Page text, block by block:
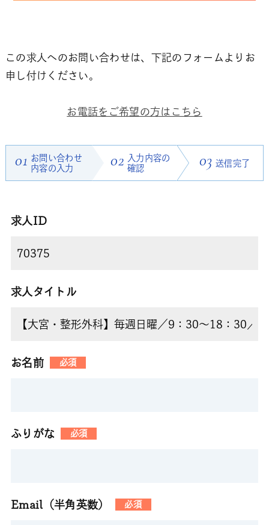
この求人へのお問い合わせは、下記のフォームよりお
申し付けください。
お電話をご希望の方はこちら
01 お問い合わせ
内容の入力
02 入力内容の
確認
03 送信完了
求人ID
求人タイトル
お名前 必須
ふりがな 必須
Email（半角英数） 必須